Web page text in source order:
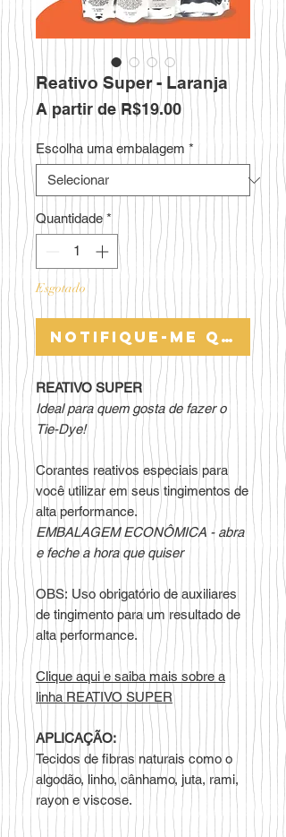
Reativo Super - Laranja
A partir deR$19.00Preço
promocional
Escolha uma embalagem *
Quantidade *
Esgotado
Notifique-me
REATIVO SUPER
Ideal para quem gosta de fazer o
Tie-Dye!
Corantes reativos especiais para
você utilizar em seus tingimentos de
alta performance.
EMBALAGEM ECONÔMICA - abra
e feche a hora que quiser
OBS: Uso obrigatório de auxiliares
de tingimento para um resultado de
alta performance.
Clique aqui e saiba mais sobre a
linha REATIVO SUPER
APLICAÇÃO:
Tecidos de fibras naturais como o
algodão, linho, cânhamo, juta, rami,
rayon e viscose.